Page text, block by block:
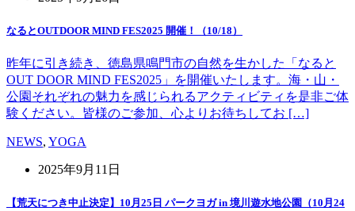
なるとOUTDOOR MIND FES2025 開催！（10/18）
昨年に引き続き、徳島県鳴門市の自然を生かした「なると
OUT DOOR MIND FES2025」を開催いたします。海・山・
公園それぞれの魅力を感じられるアクティビティを是非ご体
験ください。皆様のご参加、心よりお待ちしてお […]
NEWS, YOGA
2025年9月11日
【荒天につき中止決定】10月25日 パークヨガ in 境川遊水地公園（10月24